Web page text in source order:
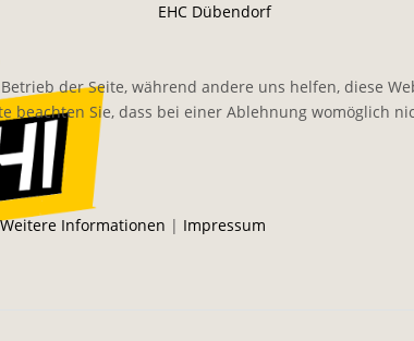
EHC Dübendorf
der Seite, während andere uns helfen, diese
beachten Sie, dass bei einer Ablehnung womöglich
Weitere Informationen | Impressum